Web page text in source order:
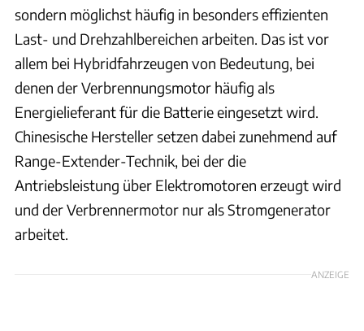
sondern möglichst häufig in besonders effizienten
Last- und Drehzahlbereichen arbeiten. Das ist vor
allem bei Hybridfahrzeugen von Bedeutung, bei
denen der Verbrennungsmotor häufig als
Energielieferant für die Batterie eingesetzt wird.
Chinesische Hersteller setzen dabei zunehmend auf
Range-Extender-Technik, bei der die
Antriebsleistung über Elektromotoren erzeugt wird
und der Verbrennermotor nur als Stromgenerator
arbeitet.
ANZEIGE